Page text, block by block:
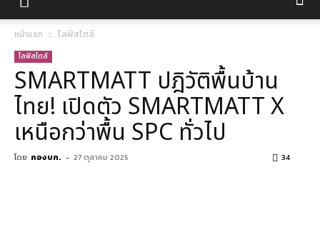
หน้าแรก ไลฟ์สไตล์
ไลฟ์สไตล์
SMARTMATT ปฎิวัติพื้นบ้าน
ไทย! เปิดตัว SMARTMATT X
เหนือกว่าพื้น SPC ทั่วไป
โดย กองบก. - 27 ตุลาคม 2025 34